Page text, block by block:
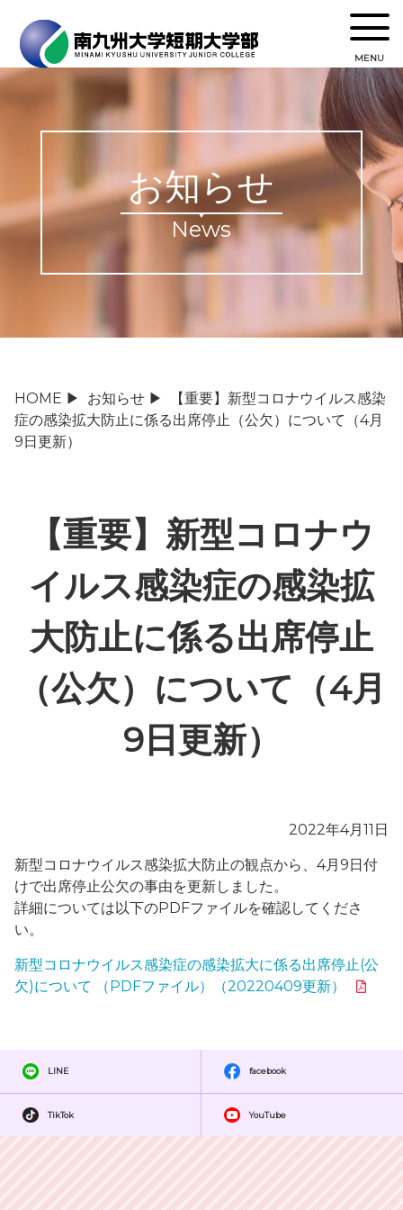
MENU
お知らせ
News
HOME ▶ お知らせ ▶
【重要】新型コロナウイルス感染
症の感染拡⼤防⽌に係る出席停⽌（公⽋）について（4月
9日更新）
【重要】新型コロナウ
イルス感染症の感染拡
⼤防⽌に係る出席停⽌
（公⽋）について（4月
9日更新）
2022年4月11日
新型コロナウイルス感染拡大防止の観点から、4月9日付
けで出席停止公欠の事由を更新しました。
詳細については以下のPDFファイルを確認してくださ
い。
新型コロナウイルス感染症の感染拡大に係る出席停止(公
欠)について （PDFファイル）（20220409更新）
LINE facebook
TikTok YouTube